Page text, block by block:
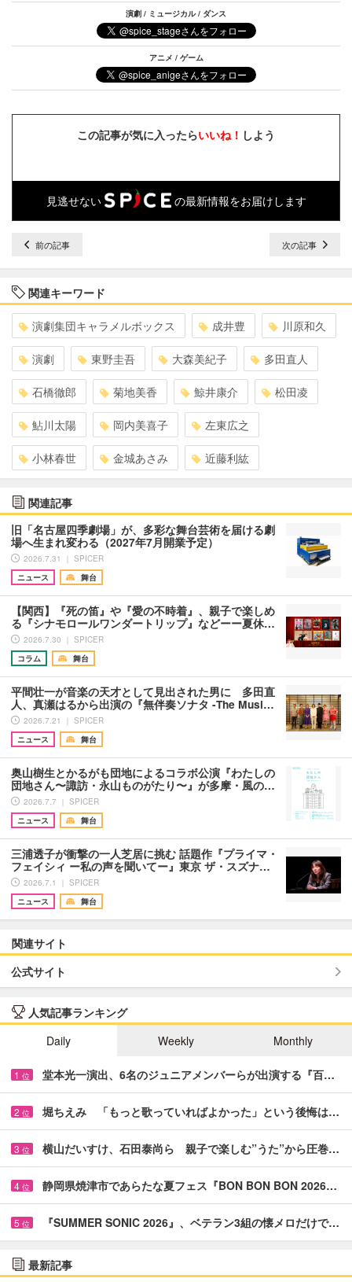
演劇 / ミュージカル / ダンス
アニメ / ゲーム
この記事が気に入ったらいいね！ しよう
見逃せない の最新情報をお届けします
前の記事 次の記事
関連キーワード
演劇集団キャラメルボックス 成井豊 川原和久
演劇 東野圭吾 大森美紀子 多田直人
石橋徹郎 菊地美香 鯨井康介 松田凌
鮎川太陽 岡内美喜子 左東広之
小林春世 金城あさみ 近藤利紘
関連記事
旧「名古屋四季劇場」が、多彩な舞台芸術を届ける劇
場へ生まれ変わる（2027年7月開業予定）
2026.7.31 ｜ SPICER
ニュース
舞台
【関西】『死の笛』や『愛の不時着』、親子で楽しめ
る『シナモロールワンダートリップ』などーー夏休…
2026.7.30 ｜ SPICER
コラム
舞台
平間壮一が音楽の天才として見出された男に 多田直
人、真瀬はるから出演の『無伴奏ソナタ -The Musi…
2026.7.21 ｜ SPICER
ニュース
舞台
奥山樹生とかるがも団地によるコラボ公演『わたしの
団地さん〜諏訪・永山ものがたり〜』が多摩・風の…
2026.7.7 ｜ SPICER
ニュース
舞台
三浦透子が衝撃の一人芝居に挑む 話題作『プライマ・
フェイシィ ー私の声を聞いてー』東京 ザ・スズナ…
2026.7.1 ｜ SPICER
ニュース
舞台
関連サイト
公式サイト
人気記事ランキング
Daily
Weekly Monthly
1 位 堂本光一演出、6名のジュニアメンバーらが出演する『百…
2 位 堀ちえみ 「もっと歌っていればよかった」という後悔は…
3 位 横山だいすけ、石田泰尚ら 親子で楽しむ”うた”から圧巻…
4 位 静岡県焼津市であらたな夏フェス『BON BON BON 2026…
5 位 『SUMMER SONIC 2026』、ベテラン3組の懐メロだけで…
最新記事